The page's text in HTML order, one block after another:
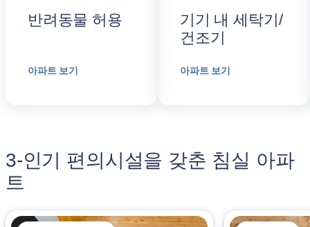
반려동물 허용
아파트 보기
기기 내 세탁기/
건조기
아파트 보기
3-인기 편의시설을 갖춘 침실 아파
트